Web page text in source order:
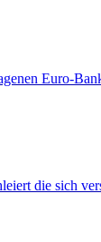
Euro-
die sich